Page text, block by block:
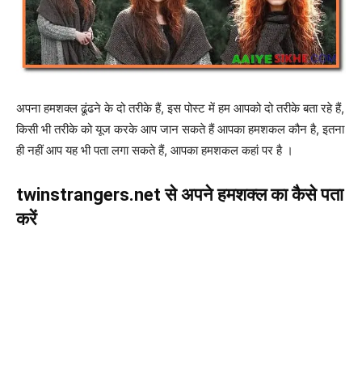
अपना हमशक्ल ढूंढने के दो तरीके हैं, इस पोस्ट में हम आपको दो तरीके बता रहे हैं,
किसी भी तरीके को यूज करके आप जान सकते हैं आपका हमशकल कौन है, इतना
ही नहीं आप यह भी पता लगा सकते हैं, आपका हमशकल कहां पर है ।
twinstrangers.net से अपने हमशक्ल का कैसे पता
करें